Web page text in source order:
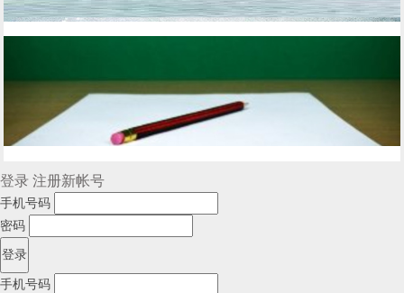
登录 注册新帐号
手机号码
密码
手机号码